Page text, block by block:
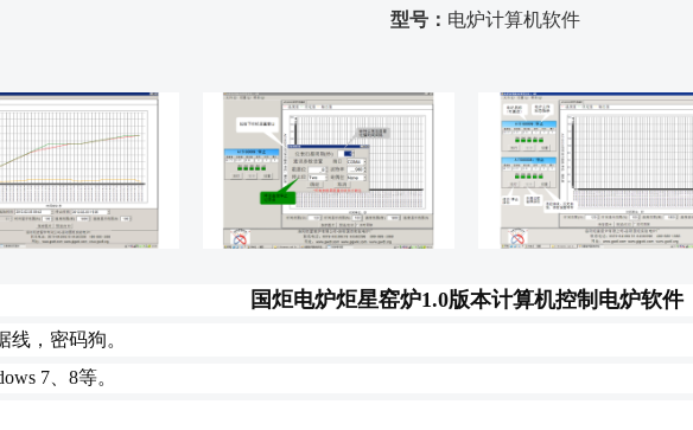
型号： 电炉计算机软件
国炬电炉炬星窑炉1.0版本计算机控制电炉软件
，密码狗。
7 、8等。